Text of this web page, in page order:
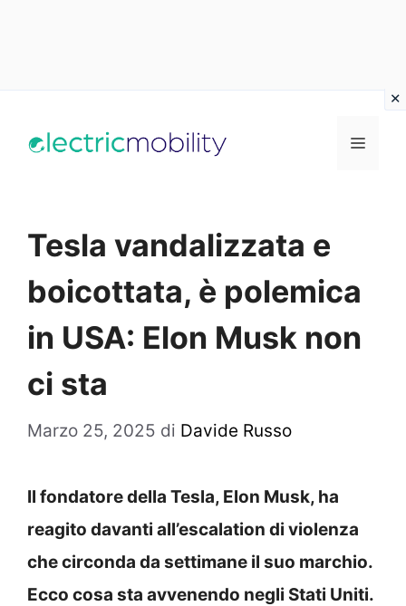
Menu
Tesla vandalizzata e
boicottata, è polemica
in USA: Elon Musk non
ci sta
Marzo 25, 2025 di Davide Russo
Il fondatore della Tesla, Elon Musk, ha
reagito davanti all’escalation di violenza
che circonda da settimane il suo marchio.
Ecco cosa sta avvenendo negli Stati Uniti.